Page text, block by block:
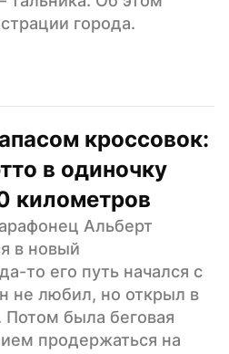
города.
кроссовок:
в одиночку
километров
Альберт
в новый
то его путь начался с
не любил, но открыл в
Потом была беговая
продержаться на